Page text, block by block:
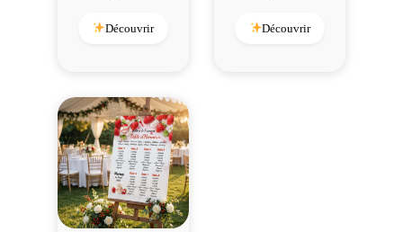
Découvrir Découvrir